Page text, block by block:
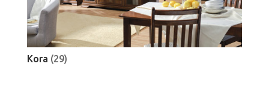
Kora (29)